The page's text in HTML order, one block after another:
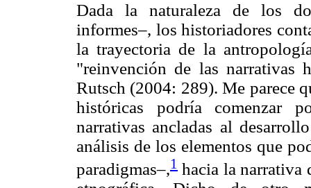
Dada la naturaleza de los
informes–, los historiadores
la trayectoria de la
"reinvención de las narrativas
Rutsch (2004: 289). Me parece
históricas podría comenzar
narrativas ancladas al
análisis de los elementos que
paradigmas–,1 hacia la narrativa